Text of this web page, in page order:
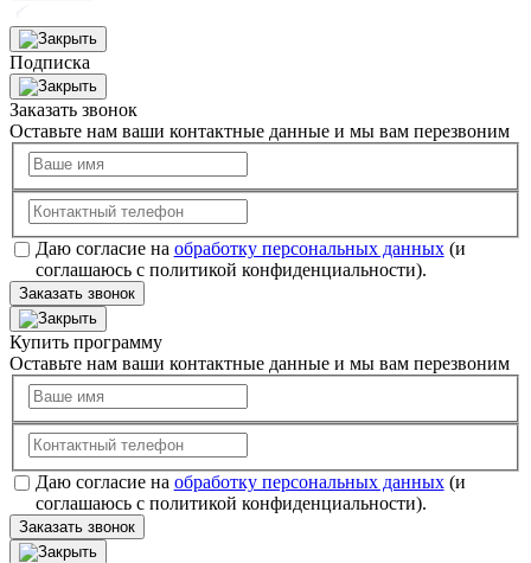
Подписка
Заказать звонок
Оставьте нам ваши контактные данные и мы вам перезвоним
Даю согласие на обработку персональных данных(и
соглашаюсь с политикой конфиденциальности).
Заказать звонок
Купить программу
Оставьте нам ваши контактные данные и мы вам перезвоним
Даю согласие на обработку персональных данных(и
соглашаюсь с политикой конфиденциальности).
Заказать звонок